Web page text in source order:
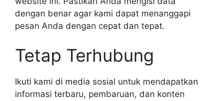
dengan benar agar kami dapat menanggapi
pesan Anda dengan cepat dan tepat.
Tetap Terhubung
Ikuti kami di media sosial untuk mendapatkan
informasi terbaru, pembaruan, dan konten